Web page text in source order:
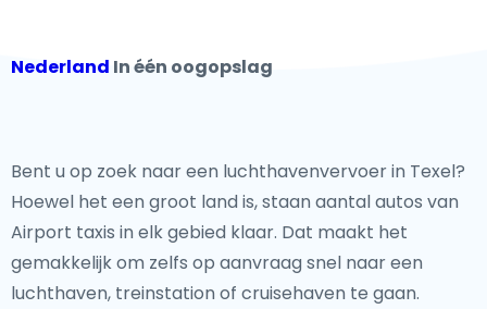
Nederland In één oogopslag
Bent u op zoek naar een luchthavenvervoer in Texel?
Hoewel het een groot land is, staan aantal autos van
Airport taxis in elk gebied klaar. Dat maakt het
gemakkelijk om zelfs op aanvraag snel naar een
luchthaven, treinstation of cruisehaven te gaan.